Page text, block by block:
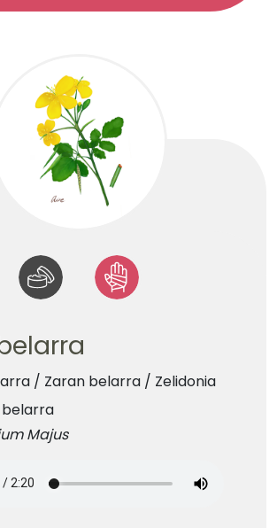
/ Zaran belarra / Zelidonia
Majus